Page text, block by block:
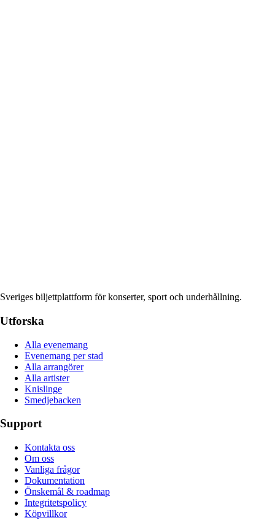
Sveriges biljettplattform för konserter, sport och underhållning.
Utforska
Alla evenemang
Evenemang per stad
Alla arrangörer
Alla artister
Knislinge
Smedjebacken
Support
Kontakta oss
Om oss
Vanliga frågor
Dokumentation
Önskemål & roadmap
Integritetspolicy
Köpvillkor